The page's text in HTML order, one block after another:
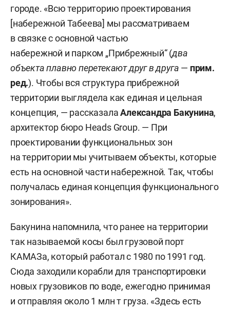
городе. «Всю территорию проектирования
[набережной Табеева] мы рассматриваем
в связке с основной частью
набережной и парком „Прибрежный“ (два
объекта плавно перетекают друг в друга — прим.
ред.). Чтобы вся структура прибрежной
территории выглядела как единая и цельная
концепция, — рассказалаАлександра Бакунина,
архитектор бюро Heads Group. — При
проектировании функциональных зон
на территории мы учитываем объекты, которые
есть на основной части набережной. Так, чтобы
получалась единая концепция функционального
зонирования».
Бакунина напомнила, что ранее на территории
так называемой косы был грузовой порт
КАМАЗа, который работал с 1980 по 1991 год.
Сюда заходили корабли для транспортировки
новых грузовиков по воде, ежегодно принимая
и отправляя около 1 млн т груза. «Здесь есть